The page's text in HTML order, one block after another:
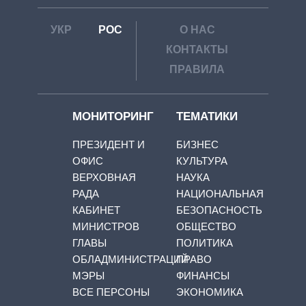
УКР РОС
О НАС
КОНТАКТЫ
ПРАВИЛА
МОНИТОРИНГ
ПРЕЗИДЕНТ И
ОФИС
ВЕРХОВНАЯ
РАДА
КАБИНЕТ
МИНИСТРОВ
ГЛАВЫ
ОБЛАДМИНИСТРАЦИЙ
МЭРЫ
ВСЕ ПЕРСОНЫ
ТЕМАТИКИ
БИЗНЕС
КУЛЬТУРА
НАУКА
НАЦИОНАЛЬНАЯ
БЕЗОПАСНОСТЬ
ОБЩЕСТВО
ПОЛИТИКА
ПРАВО
ФИНАНСЫ
ЭКОНОМИКА